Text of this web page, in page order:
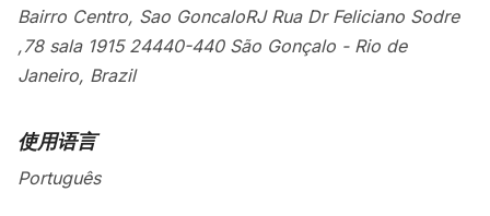
Bairro Centro, Sao GoncaloRJ Rua Dr Feliciano Sodre
,78 sala 1915 24440-440 São Gonçalo - Rio de
Janeiro, Brazil
使用语言
Português